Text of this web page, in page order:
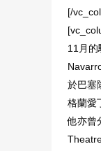
[/
11月的
於巴塞
格蘭愛
他亦曾